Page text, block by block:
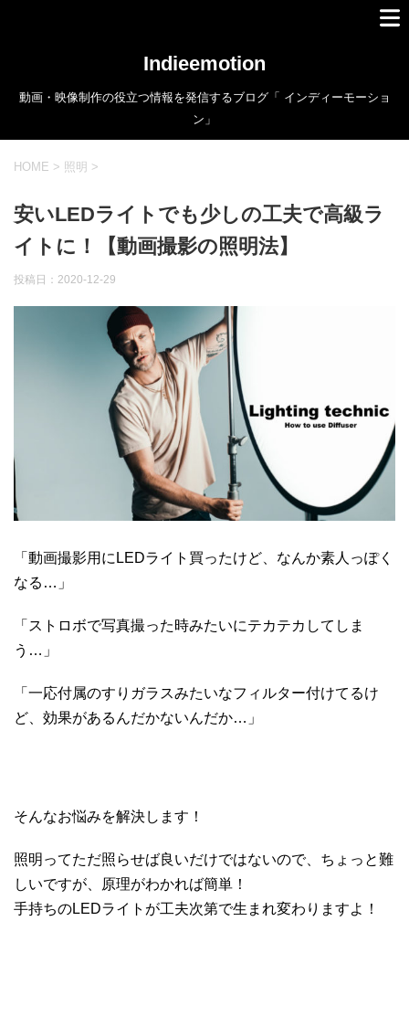
Indieemotion
動画・映像制作の役立つ情報を発信するブログ「 インディーモーショ
ン」
HOME > 照明 >
安いLEDライトでも少しの工夫で高級ラ
イトに！【動画撮影の照明法】
投稿日： 2020-12-29
「動画撮影用にLEDライト買ったけど、なんか素人っぽく
なる…」
「ストロボで写真撮った時みたいにテカテカしてしま
う…」
「一応付属のすりガラスみたいなフィルター付けてるけ
ど、効果があるんだかないんだか…」
そんなお悩みを解決します！
照明ってただ照らせば良いだけではないので、ちょっと難
しいですが、原理がわかれば簡単！
手持ちのLEDライトが工夫次第で生まれ変わりますよ！